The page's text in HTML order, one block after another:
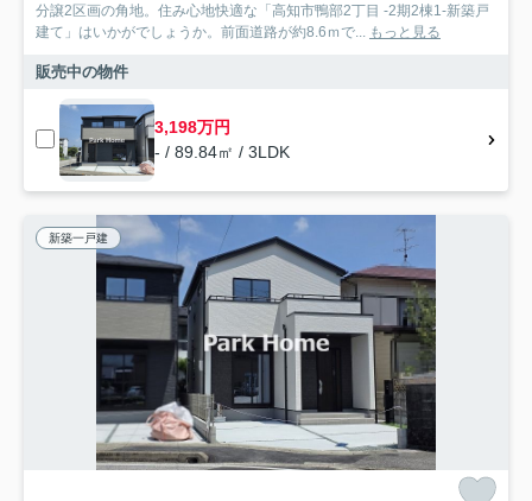
分譲2区画の角地。住み心地快適な「高知市鴨部2丁目 -2期2棟1-新築戸
建て」はいかがでしょうか。前面道路が約8.6ｍで...
もっと見る
販売中の物件
3,198万円
- / 89.84㎡ / 3LDK
新築一戸建